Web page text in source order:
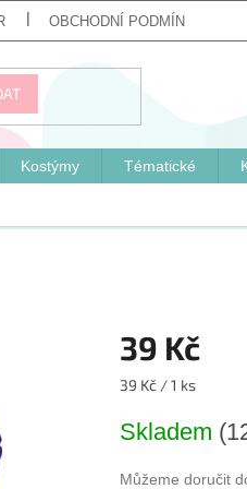
OBCHODNÍ PODMÍNKY
Kostýmy Tématické
39 Kč
Měrná
39 Kč / 1 ks
Skladem
Můžeme doručit